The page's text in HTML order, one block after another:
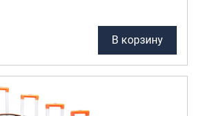
В корзину